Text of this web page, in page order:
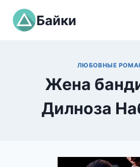
Перейти
содержимому
Байки
ЛЮБОВНЫЕ
Жена
Дилноза